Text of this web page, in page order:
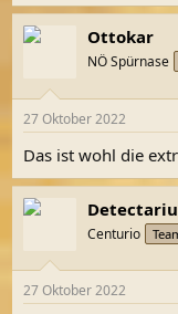
Ottokar
NÖ Spürnase
27 Oktober 2022
Das ist wohl die
Centurio
27 Oktober 2022